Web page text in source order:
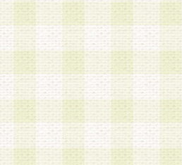
の抹消を、当社が適切
とができるものとします
3.会員登録希望者が18
人 である場合は、親権
録を行うものとします
者については、登録時
権者による承認手続きを
第3条 会員の登録方法